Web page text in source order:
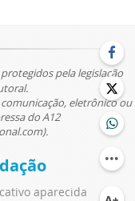
pela legislação
eletrônico ou
do A12
aparecida